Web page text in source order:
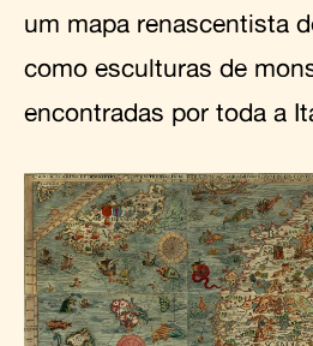
um mapa renascentista
como esculturas de
encontradas por toda a